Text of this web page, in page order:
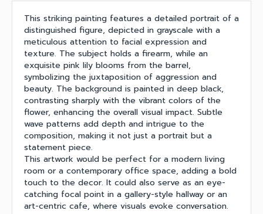
This striking painting features a detailed portrait of a
distinguished figure, depicted in grayscale with a
meticulous attention to facial expression and
texture. The subject holds a firearm, while an
exquisite pink lily blooms from the barrel,
symbolizing the juxtaposition of aggression and
beauty. The background is painted in deep black,
contrasting sharply with the vibrant colors of the
flower, enhancing the overall visual impact. Subtle
wave patterns add depth and intrigue to the
composition, making it not just a portrait but a
statement piece.
This artwork would be perfect for a modern living
room or a contemporary office space, adding a bold
touch to the decor. It could also serve as an eye-
catching focal point in a gallery-style hallway or an
art-centric cafe, where visuals evoke conversation.